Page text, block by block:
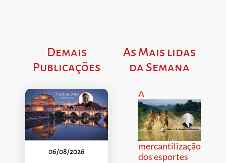
Demais
Publicações
06/08/2026
As Mais lidas
da Semana
A
mercantilização
dos esportes